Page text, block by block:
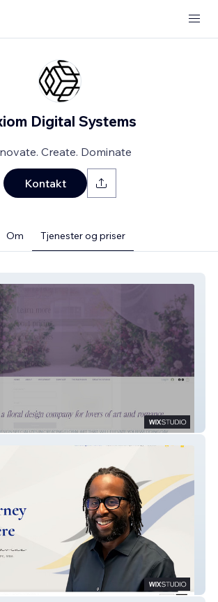
Digital Systems
Create. Dominate
Kontakt
Om Tjenester og priser